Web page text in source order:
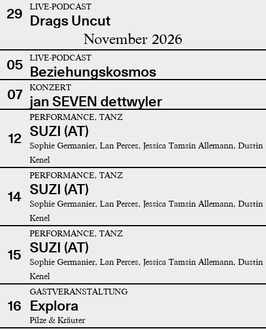
29
LIVE-PODCAST
Drags Uncut
November 2026
05 LIVE-PODCAST
Beziehungskosmos
07
KONZERT
jan SEVEN dettwyler
12
PERFORMANCE, TANZ
SUZI (AT)
Sophie Germanier, Lan Perces, Jessica Tamsin Allemann, Dustin
Kenel
14
PERFORMANCE, TANZ
SUZI (AT)
Sophie Germanier, Lan Perces, Jessica Tamsin Allemann, Dustin
Kenel
15
PERFORMANCE, TANZ
SUZI (AT)
Sophie Germanier, Lan Perces, Jessica Tamsin Allemann, Dustin
Kenel
16
GASTVERANSTALTUNG
Explora
Pilze & Kräuter